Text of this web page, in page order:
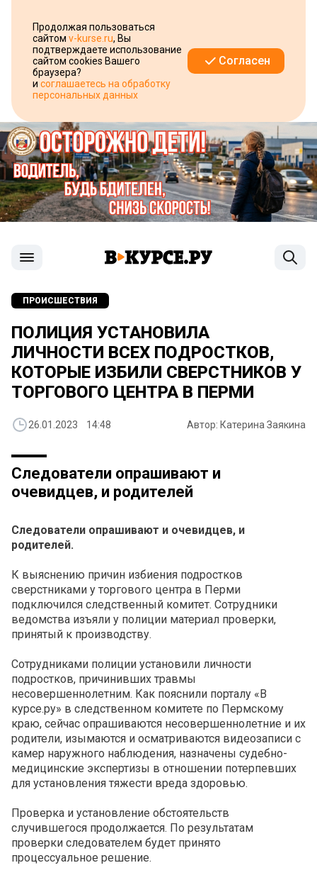
Продолжая пользоваться
сайтом v-kurse.ru, Вы
подтверждаете использование
сайтом cookies Вашего
браузера?
и соглашаетесь на обработку
персональных данных
Согласен
ПРОИСШЕСТВИЯ
ПОЛИЦИЯ УСТАНОВИЛА
ЛИЧНОСТИ ВСЕХ ПОДРОСТКОВ,
КОТОРЫЕ ИЗБИЛИ СВЕРСТНИКОВ У
ТОРГОВОГО ЦЕНТРА В ПЕРМИ
26.01.2023 14:48 Автор: Катерина Заякина
Следователи опрашивают и
очевидцев, и родителей
Следователи опрашивают и очевидцев, и
родителей.
К выяснению причин избиения подростков
сверстниками у торгового центра в Перми
подключился следственный комитет. Сотрудники
ведомства изъяли у полиции материал проверки,
принятый к производству.
Сотрудниками полиции установили личности
подростков, причинивших травмы
несовершеннолетним. Как пояснили порталу «В
курсе.ру» в следственном комитете по Пермскому
краю, сейчас опрашиваются несовершеннолетние и их
родители, изымаются и осматриваются видеозаписи с
камер наружного наблюдения, назначены судебно-
медицинские экспертизы в отношении потерпевших
для установления тяжести вреда здоровью.
Проверка и установление обстоятельств
случившегося продолжается. По результатам
проверки следователем будет принято
процессуальное решение.